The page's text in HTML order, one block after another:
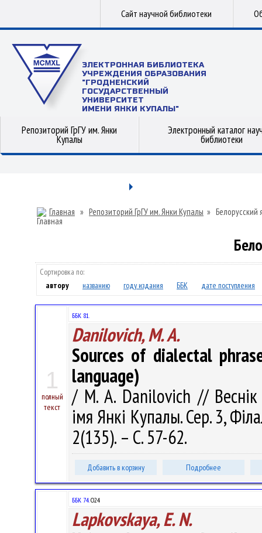
Сайт научной библиотеки
ЭЛЕКТРОННАЯ БИБЛИОТЕКА
УЧРЕЖДЕНИЯ ОБРАЗОВАНИЯ
"ГРОДНЕНСКИЙ
ГОСУДАРСТВЕННЫЙ
УНИВЕРСИТЕТ
ИМЕНИ ЯНКИ КУПАЛЫ"
Репозиторий ГрГУ им. Янки
Купалы
Электронный каталог
библиотеки
Главная » Репозиторий ГрГУ им. Янки Купалы » Белорусский
Сортировка по:
автору
названию году издания ББК дате поступления
1
полный
текст
ББК 81.
Danilovich, M. A.
Sources of dialectal
language)
/ M. A. Danilovich // Веснік
імя Янкі Купалы. Сер. 3,
2(135). – С. 57-62.
Добавить в корзину Подробнее
ББК 74.О24
Lapkovskaya, E. N.